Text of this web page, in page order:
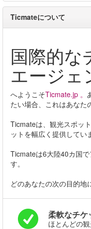
Ticmateについて
国際的な
エージェ
へようこそTicmate.jp 。
たい場合、これはあなた
Ticmateは、観光スポッ
ットを幅広く提供してい
Ticmateは6大陸40カ国
す。
どのあなたの次の目的
柔軟なチケ
ほとんどの